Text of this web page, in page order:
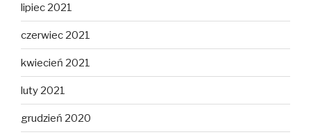
lipiec 2021
czerwiec 2021
kwiecień 2021
luty 2021
grudzień 2020